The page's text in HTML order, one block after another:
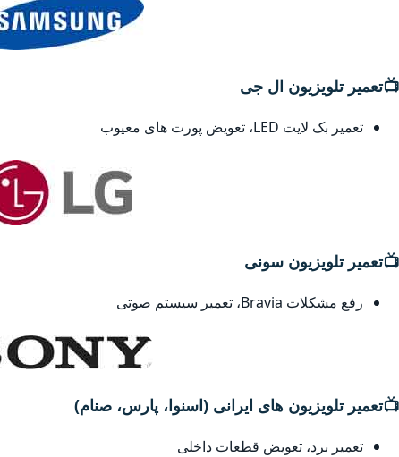
📺تعمیر تلویزیون ال جی
تعمیر بک لایت LED، تعویض پورت های معیوب
📺تعمیر تلویزیون سونی
رفع مشکلات Bravia، تعمیر سیستم صوتی
📺تعمیر تلویزیون های ایرانی (اسنوا، پارس، صنام)
تعمیر برد، تعویض قطعات داخلی